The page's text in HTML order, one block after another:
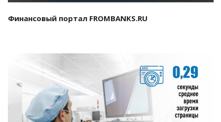
Финансовый портал FROMBANKS.RU